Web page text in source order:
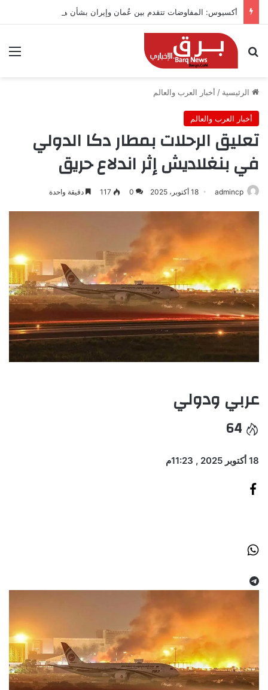
أكسيوس: المفاوضات تتقدم بين عُمان وإيران بشأن هرمز
بحث عن
الرئيسية / أخبار العرب والعالم
أخبار العرب والعالم
تعليق الرحلات بمطار دكا الدولي
في بنغلاديش إثر اندلاع حريق
admincp 18 أكتوبر، 2025 0
117 دقيقة واحدة
عربي ودولي
64
18 أكتوبر 2025 , 11:23م